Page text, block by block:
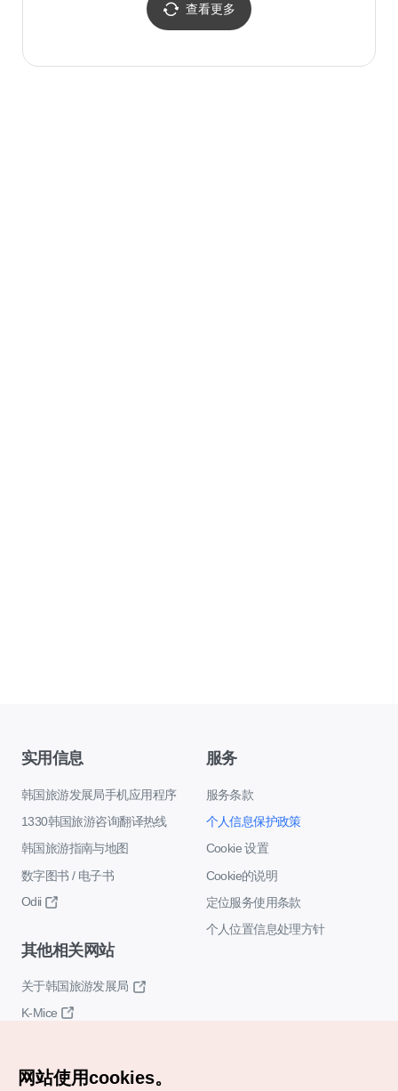
查看更多
实用信息
韩国旅游发展局手机应用程序
1330韩国旅游咨询翻译热线
韩国旅游指南与地图
数字图书 / 电子书
Odii
服务
服务条款
个人信息保护政策
Cookie 设置
Cookie的说明
定位服务使用条款
个人位置信息处理方针
其他相关网站
关于韩国旅游发展局
K-Mice
网站使用cookies。